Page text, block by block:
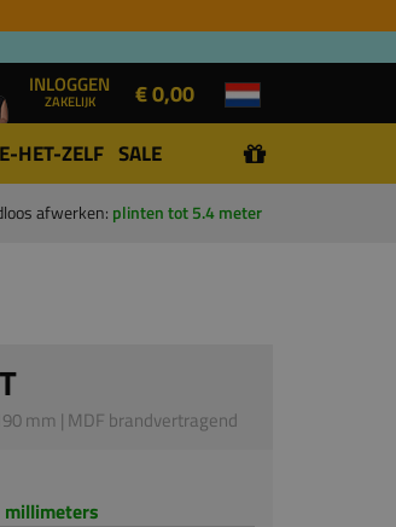
INLOGGEN
ZAKELIJK € 0,00
HET-ZELF SALE
afwerken: plinten tot 5.4 meter
mm | MDF brandvertragend